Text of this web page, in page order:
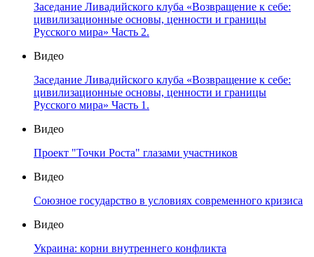
Заседание Ливадийского клуба «Возвращение к себе:
цивилизационные основы, ценности и границы
Русского мира» Часть 2.
Видео
Заседание Ливадийского клуба «Возвращение к себе:
цивилизационные основы, ценности и границы
Русского мира» Часть 1.
Видео
Проект "Точки Роста" глазами участников
Видео
Союзное государство в условиях современного кризиса
Видео
Украина: корни внутреннего конфликта